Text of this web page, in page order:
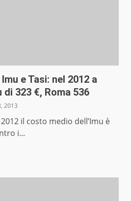
e Tasi: nel 2012 a
di 323 €, Roma 536
2013
il costo medio dell’Imu è
i...